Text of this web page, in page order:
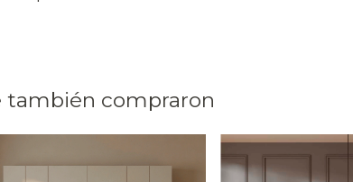
también compraron